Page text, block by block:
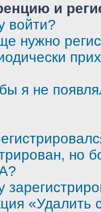
и
войти?
нужно
я не
но
«Удалить